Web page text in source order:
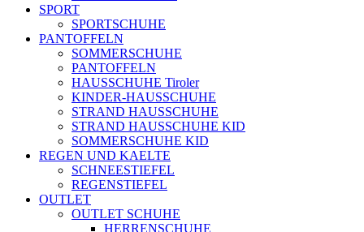
SPORT
SPORTSCHUHE
PANTOFFELN
SOMMERSCHUHE
PANTOFFELN
HAUSSCHUHE Tiroler
KINDER-HAUSSCHUHE
STRAND HAUSSCHUHE
STRAND HAUSSCHUHE KID
SOMMERSCHUHE KID
REGEN UND KAELTE
SCHNEESTIEFEL
REGENSTIEFEL
OUTLET
OUTLET SCHUHE
HERRENSCHUHE